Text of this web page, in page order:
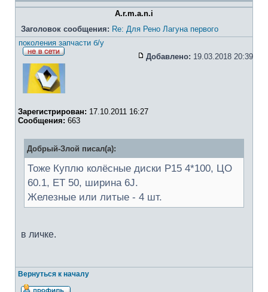
A.r.m.a.n.i
Заголовок сообщения: Re: Для Рено Лагуна первого
поколения запчасти б/у
Добавлено: 19.03.2018 20:39
Зарегистрирован: 17.10.2011 16:27
Сообщения: 663
Добрый-Злой писал(а):
Тоже Куплю колёсные диски Р15 4*100, ЦО
60.1, ЕТ 50, ширина 6J.
Железные или литые - 4 шт.
в личке.
Вернуться к началу